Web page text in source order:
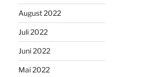
August 2022
Juli 2022
Juni 2022
Mai 2022